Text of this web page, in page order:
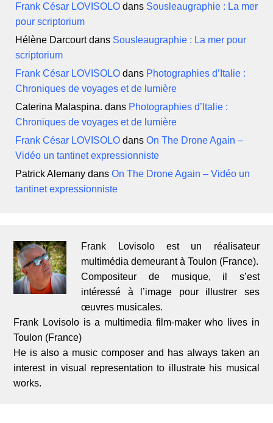
Frank César LOVISOLO dans Sousleaugraphie : La mer
pour scriptorium
Hélène Darcourtdans Sousleaugraphie : La mer pour
scriptorium
Frank César LOVISOLO dans Photographies d’Italie :
Chroniques de voyages et de lumière
Caterina Malaspina. dans Photographies d’Italie :
Chroniques de voyages et de lumière
Frank César LOVISOLO dansOn The Drone Again –
Vidéo un tantinet expressionniste
Patrick Alemany dansOn The Drone Again – Vidéo un
tantinet expressionniste
Frank Lovisolo est un réalisateur
multimédia demeurant à Toulon (France).
Compositeur de musique, il s’est
intéressé à l’image pour illustrer ses
œuvres musicales.
Frank Lovisolo is a multimedia film-maker who lives in
Toulon (France)
He is also a music composer and has always taken an
interest in visual representation to illustrate his musical
works.